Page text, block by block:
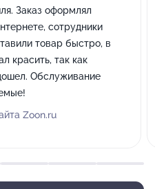
Заказ оформлял
сотрудники
товар быстро, в
красить, так как
Обслуживание
Zoon.ru